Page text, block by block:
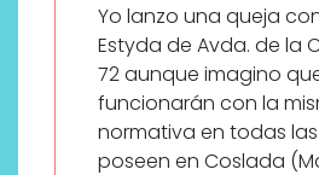
Yo lanzo una queja
Estyda de Avda. de la
72 aunque imagino
funcionarán con la
normativa en todas
poseen en Coslada